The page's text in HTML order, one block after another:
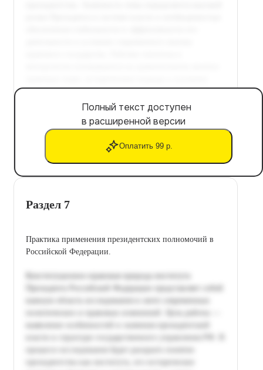
Полный текст доступен
в расширенной версии
Оплатить 99 р.
Раздел 7
Практика применения президентских полномочий в
Российской Федерации.